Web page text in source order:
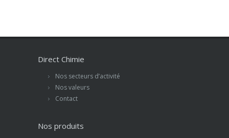
Direct Chimie
Nos secteurs d’activité
Nos valeurs
Contact
Nos produits